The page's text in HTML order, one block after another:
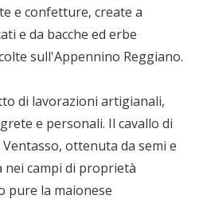
e confetture, create a
e da bacche ed erbe
sull'Appennino Reggiano.
di lavorazioni artigianali,
e personali. Il cavallo di
ottenuta da semi e
nei campi di proprietà
pure la maionese